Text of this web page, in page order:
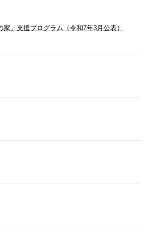
」支援プログラム（令和7年3月公表）